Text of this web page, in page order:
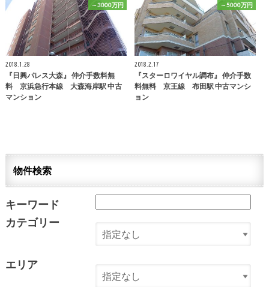
～3000万円
2018.1.28
『日興パレス大森』 仲介手数料無
料 京浜急行本線 大森海岸駅 中古
マンション
～5000万円
2018.2.17
『スターロワイヤル調布』 仲介手数
料無料 京王線 布田駅 中古マンシ
ョン
物件検索
キーワード
カテゴリー
エリア